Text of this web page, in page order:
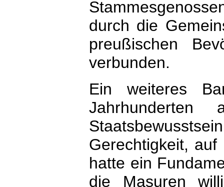
durch die
preußischen
verbunden.
Ein weiteres
Gerechtigkeit,
hatte ein
die Masuren